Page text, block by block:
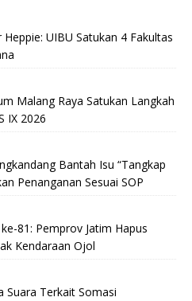
Heppie: UIBU Satukan 4 Fakultas
Malang Raya Satukan Langkah
IX 2026
Bantah Isu “Tangkap
Penanganan Sesuai SOP
81: Pemprov Jatim Hapus
Kendaraan Ojol
Suara Terkait Somasi